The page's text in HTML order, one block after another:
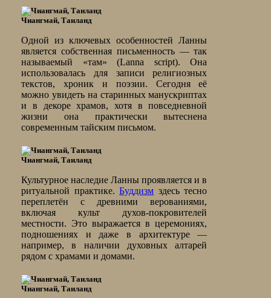
Чиангмай, Таиланд
Одной из ключевых особенностей Ланны
является собственная письменность — так
называемый «там» (Lanna script). Она
использовалась для записи религиозных
текстов, хроник и поэзии. Сегодня её
можно увидеть на старинных манускриптах
и в декоре храмов, хотя в повседневной
жизни она практически вытеснена
современным тайским письмом.
Чиангмай, Таиланд
Культурное наследие Ланны проявляется и в
ритуальной практике.Буддизм здесь тесно
переплетён с древними верованиями,
включая культ духов-покровителей
местности. Это выражается в церемониях,
подношениях и даже в архитектуре —
например, в наличии духовных алтарей
рядом с храмами и домами.
Чиангмай, Таиланд